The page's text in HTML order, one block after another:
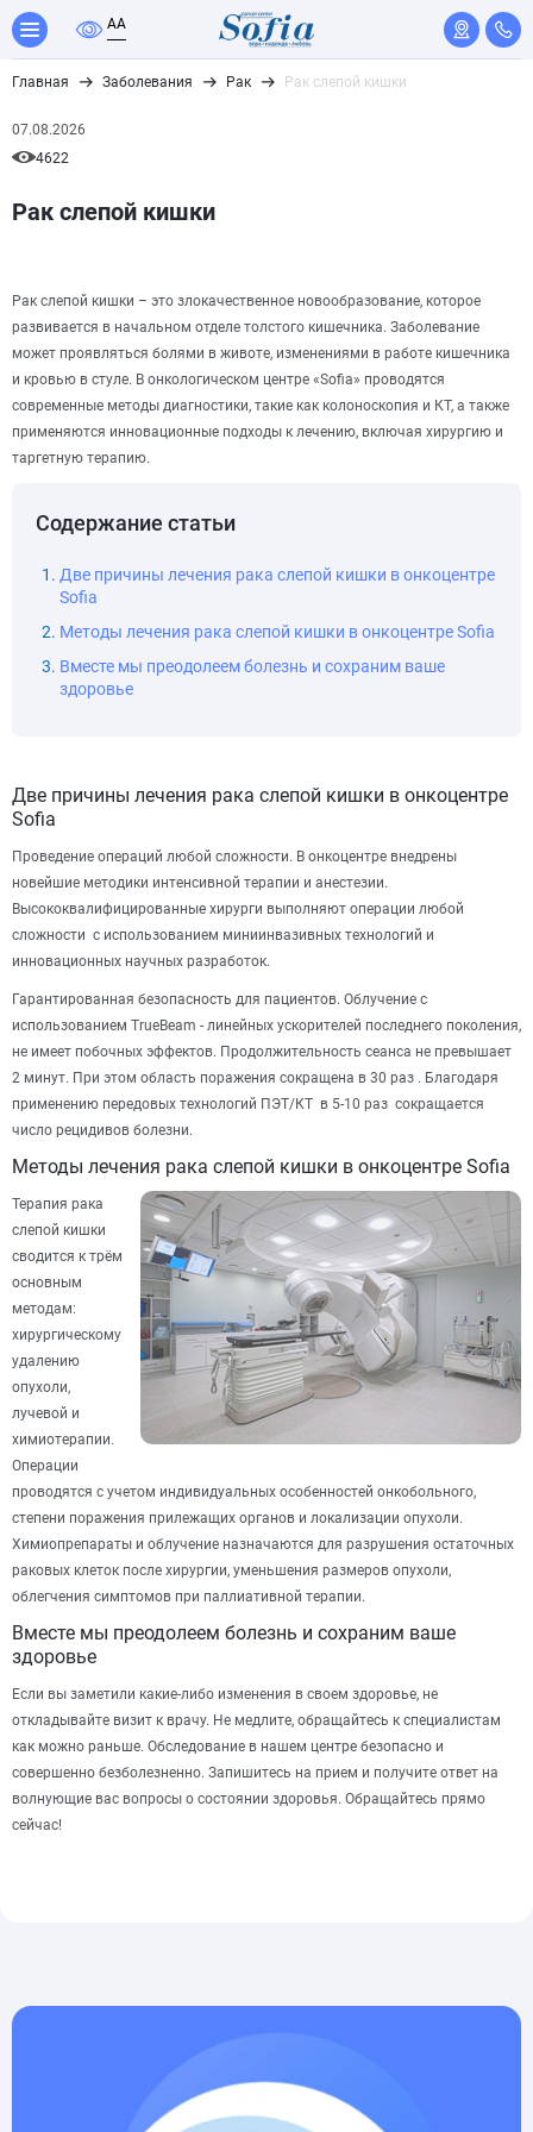
AA
Главная Заболевания Рак Рак слепой кишки
07.08.2026
4622
Рак слепой кишки
Рак слепой кишки – это злокачественное новообразование, которое
развивается в начальном отделе толстого кишечника. Заболевание
может проявляться болями в животе, изменениями в работе кишечника
и кровью в стуле. В онкологическом центре «Sofia» проводятся
современные методы диагностики, такие как колоноскопия и КТ, а также
применяются инновационные подходы к лечению, включая хирургию и
таргетную терапию.
Содержание статьи
Две причины лечения рака слепой кишки в онкоцентре
Sofia
Методы лечения рака слепой кишки в онкоцентре Sofia
Вместе мы преодолеем болезнь и сохраним ваше
здоровье
Две причины лечения рака слепой кишки в онкоцентре
Sofia
Проведение операций любой сложности. В онкоцентре внедрены
новейшие методики интенсивной терапии и анестезии.
Высококвалифицированные хирурги выполняют операции любой
сложности с использованием миниинвазивных технологий и
инновационных научных разработок.
Гарантированная безопасность для пациентов. Облучение с
использованием TrueBeam - линейных ускорителей последнего поколения,
не имеет побочных эффектов. Продолжительность сеанса не превышает
2 минут. При этом область поражения сокращена в 30 раз . Благодаря
применению передовых технологий ПЭТ/КТ в 5-10 раз сокращается
число рецидивов болезни.
Методы лечения рака слепой кишки в онкоцентре Sofia
Терапия рака
слепой кишки
сводится к трём
основным
методам:
хирургическому
удалению
опухоли,
лучевой и
химиотерапии.
Операции
проводятся с учетом индивидуальных особенностей онкобольного,
степени поражения прилежащих органов и локализации опухоли.
Химиопрепараты и облучение назначаются для разрушения остаточных
раковых клеток после хирургии, уменьшения размеров опухоли,
облегчения симптомов при паллиативной терапии.
Вместе мы преодолеем болезнь и сохраним ваше
здоровье
Если вы заметили какие-либо изменения в своем здоровье, не
откладывайте визит к врачу. Не медлите, обращайтесь к специалистам
как можно раньше. Обследование в нашем центре безопасно и
совершенно безболезненно. Запишитесь на прием и получите ответ на
волнующие вас вопросы о состоянии здоровья. Обращайтесь прямо
сейчас!